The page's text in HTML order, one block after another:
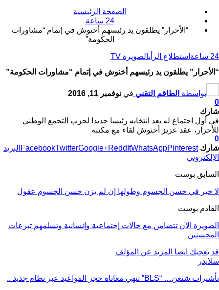
الصفحة الرئيسية
24 ساعة
“الأحرار” يطلقون يد رئيسهم أخنوش في إتمام “مشاورات
الحكومة”
24 ساعة استطلاع الرأيالصويرة TV
“الأحرار” يطلقون يد رئيسهم أخنوش في إتمام “مشاورات الحكومة”
بواسطة الطاقم التقني في نوفمبر 11, 2016
0
شارك
في أول اجتماع له بعد انتخابه رئيسا جديدا لحزب التجمع الوطني
للأحرار، عقد عزيز أخنوش لقاء مع مكتبه
0
شارك
FacebookTwitterGoogle+ReddItWhatsAppPinterest
البريد
الإلكتروني
السابق بوست
لا خير في حسن الجسوم وطولها إن لم يزن حسن الجسوم عقول
القادم بوست
الصويرة الآن تتضامن مع حالات إجتماعية وإنسانية وتسلمهم تبرعات
المحسنين
قد يعجبك ايضا المزيد عن المؤلف
سلايدر
تأشيرات شنغن… “BLS” تنهي معاناة حجز المواعيد عبر نظام جديد ..